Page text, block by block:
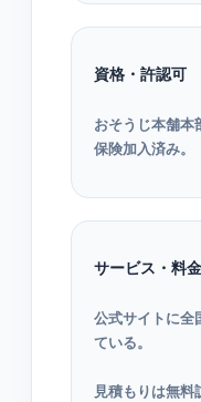
資格・許認可
おそうじ本舗本
保険加入済み。
サービス・料金
公式サイトに全
ている。
見積もりは無料